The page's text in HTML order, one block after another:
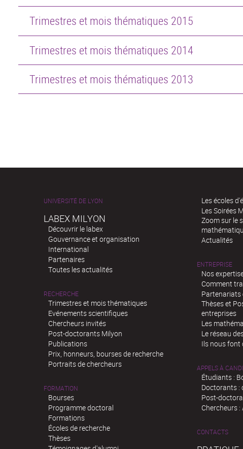
Trimestres et mois thématiques 2015
Trimestres et mois thématiques 2014
Trimestres et mois thématiques 2013
UNIVERSITÉ DE LYON
LABEX MILYON
Découvrir le labex
Gouvernance et organisation
International
Partenaires
Toutes les actualités
RECHERCHE
Trimestres et mois thématiques
Evénements scientifiques
Chercheurs invités
Post-doctorants Milyon
Publications
Prix, honneurs, bourses de recherche
Portraits de chercheurs
FORMATION
Bourses
Programme doctoral
Formations
Écoles de recherche
Thèses
Les écoles
Les Soirées
Zoom sur le
Actualités
ENTREPRISE
Nos
Comment
Thèses et
entreprises
Les
Le réseau
Ils nous font
APPELS À
Étudiants :
Doctorants
Post-
Chercheurs
CONTACTS